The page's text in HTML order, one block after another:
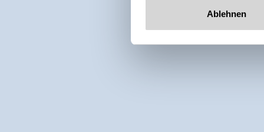
Ablehnen